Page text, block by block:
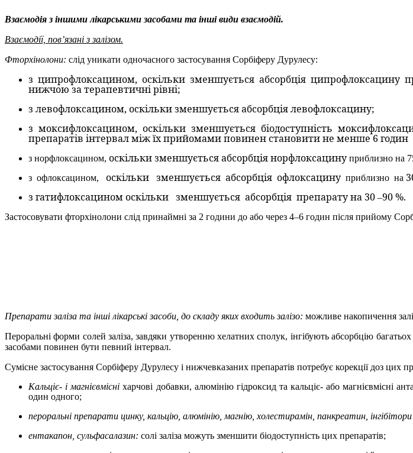
Взаємодія з іншими лікарськими засобами та інші види взаємодій.
Взаємодії, пов’язані з залізом.
Фторхінолони: слід уникати одночасного застосування Сорбіферу Дурулесу:
з ципрофлоксацином, оскільки зменшується абсорбція ципрофлоксацину
нижчою за терапевтичні рівні;
з левофлоксацином, оскільки зменшується абсорбція левофлоксацину;
з моксифлоксацином, оскільки зменшується біодоступність
препаратів інтервал між їх прийомами повинен становити не менше 6 годин
з норфлоксацином, оскільки зменшується абсорбція норфлоксацину приблизно на
з офлоксацином, оскільки зменшується абсорбція офлоксацину приблизно на
з гатифлоксацином оскільки зменшується абсорбція препарату на 30 –90 %.
Застосовувати фторхінолони слід принаймні за 2 години до або через 4–6 годин після прийому
Препарати заліза та інші лікарські засоби, до складу яких входить залізо: можливе накопичення
Пероральні форми солей заліза, завдяки утворенню хелатних сполук, інгібують абсорбцію
засобами повинен бути певний інтервал.
Сумісне застосування Сорбіферу Дурулесу і нижчевказаних препаратів потребує корекції доз
Кальціє- і магнієвмісні харчові добавки, алюмінію гідроксид та кальціє- або магнієвмісні
один одного;
пероральні препарати цинку, кальцію, алюмінію, магнію, холестирамін, панкреатин,
ентакапон, сульфасалазин: солі заліза можуть зменшити біодоступність цих препаратів;